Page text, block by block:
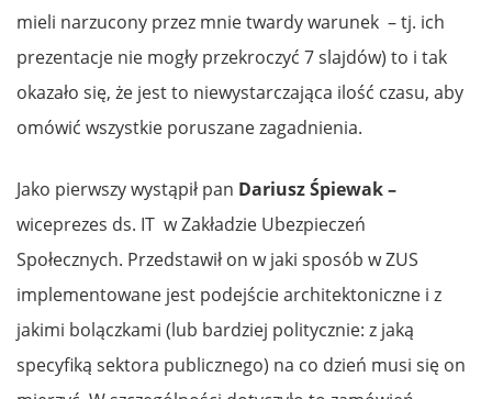
mieli narzucony przez mnie twardy warunek – tj. ich
prezentacje nie mogły przekroczyć 7 slajdów) to i tak
okazało się, że jest to niewystarczająca ilość czasu, aby
omówić wszystkie poruszane zagadnienia.
Jako pierwszy wystąpił pan Dariusz Śpiewak –
wiceprezes ds. IT w Zakładzie Ubezpieczeń
Społecznych. Przedstawił on w jaki sposób w ZUS
implementowane jest podejście architektoniczne i z
jakimi bolączkami (lub bardziej politycznie: z jaką
specyfiką sektora publicznego) na co dzień musi się on